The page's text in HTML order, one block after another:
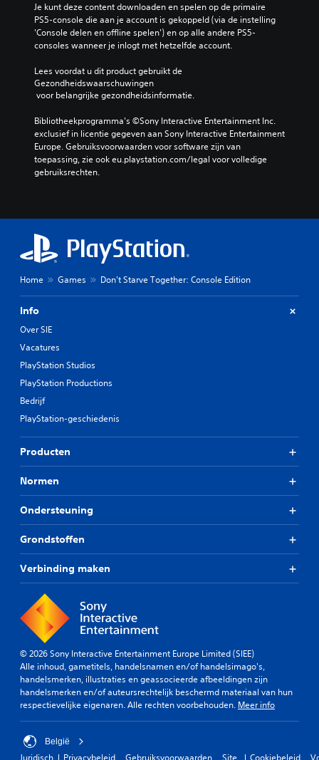
Je kunt deze content downloaden en spelen op de primaire
PS5-console die aan je account is gekoppeld (via de instelling
'Console delen en offline spelen') en op alle andere PS5-
consoles wanneer je inlogt met hetzelfde account.
Lees voordat u dit product gebruikt de
Gezondheidswaarschuwingen
voor belangrijke gezondheidsinformatie.
Bibliotheekprogramma's ©Sony Interactive Entertainment Inc.
exclusief in licentie gegeven aan Sony Interactive Entertainment
Europe. Gebruiksvoorwaarden voor software zijn van
toepassing, zie ook eu.playstation.com/legal voor volledige
gebruiksrechten.
Home Games Don't Starve Together: Console Edition
Info
Over SIE
Vacatures
PlayStation Studios
PlayStation Productions
Bedrijf
PlayStation-geschiedenis
Producten
Normen
Ondersteuning
Grondstoffen
Verbinding maken
© 2026 Sony Interactive Entertainment Europe Limited (SIEE)
Alle inhoud, gametitels, handelsnamen en/of handelsimago's,
handelsmerken, illustraties en geassocieerde afbeeldingen zijn
handelsmerken en/of auteursrechtelijk beschermd materiaal van hun
respectievelijke eigenaren. Alle rechten voorbehouden. Meer info
België
Juridisch Privacybeleid Gebruiksvoorwaarden Site Cookiebeleid